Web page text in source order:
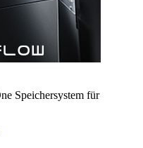
Speichersystem für